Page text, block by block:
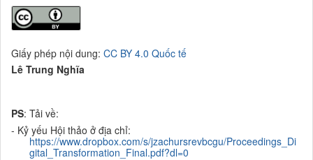
Giấy phép nội dung: CC BY 4.0 Quốc tế
Lê Trung Nghĩa
PS: Tải về:
- Kỷ yếu Hội thảo ở địa chỉ:
https://www.dropbox.com/s/jzachursrevbcgu/Proceedings_Di
gital_Transformation_Final.pdf?dl=0